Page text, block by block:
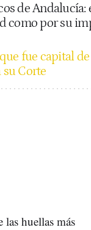
de Andalucía:
como por su
fue capital
su Corte
las huellas más